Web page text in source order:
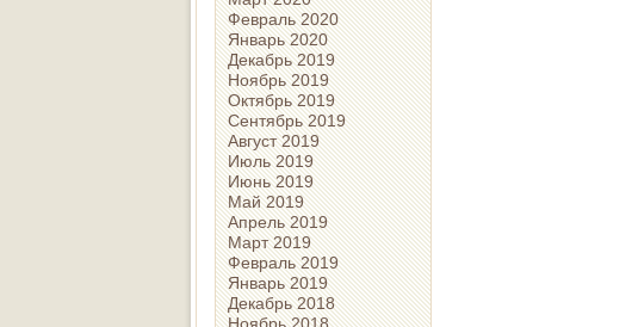
Февраль 2020
Январь 2020
Декабрь 2019
Ноябрь 2019
Октябрь 2019
Сентябрь 2019
Август 2019
Июль 2019
Июнь 2019
Май 2019
Апрель 2019
Март 2019
Февраль 2019
Январь 2019
Декабрь 2018